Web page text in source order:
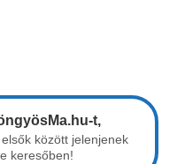
t,
között jelenjenek
keresőben!